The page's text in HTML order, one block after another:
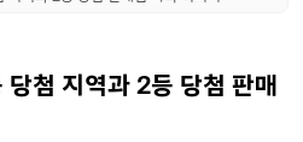
첨 지역과 2등 당첨 판매